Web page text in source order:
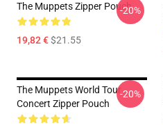
The Muppets Zipper Pouch
19,82 €$21.55
-20%
The Muppets World Tour
Concert Zipper Pouch
-20%